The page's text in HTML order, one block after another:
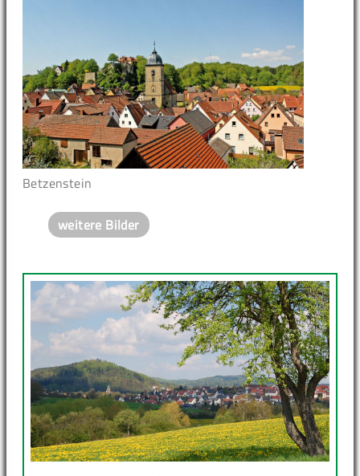
Betzenstein
weitere Bilder